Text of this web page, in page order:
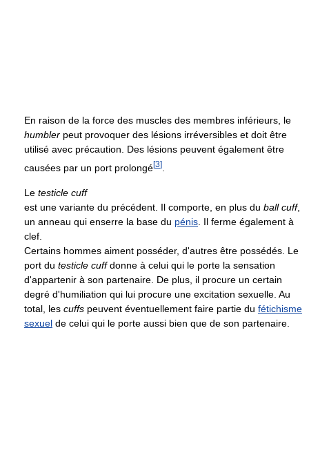
En raison de la force des muscles des membres inférieurs, le
humbler peut provoquer des lésions irréversibles et doit être
utilisé avec précaution. Des lésions peuvent également être
causées par un port prolongé[3]
Le testicle cuff
est une variante du précédent. Il comporte, en plus du ball cuff,
un anneau qui enserre la base du pénis . Il ferme également à
clef.
Certains hommes aiment posséder, d'autres être possédés. Le
port du testicle cuffdonne à celui qui le porte la sensation
d'appartenir à son partenaire. De plus, il procure un certain
degré d'humiliation qui lui procure une excitation sexuelle. Au
total, les cuffs peuvent éventuellement faire partie du fétichisme
sexuel de celui qui le porte aussi bien que de son partenaire.